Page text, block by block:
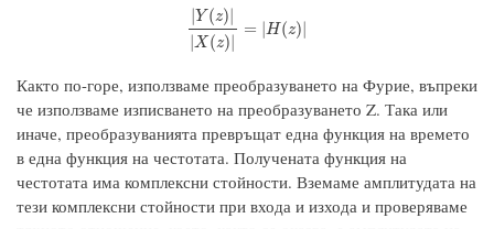
|Y (z)|
|X(z)|
= |H (z)|
|Y(z)||X (z) =|H(z)|
Както по-горе, използваме преобразуването на Фурие, въпреки
че използваме изписването на преобразуването Z. Така или
иначе, преобразуванията превръщат една функция на времето
в една функция на честотата. Получената функция на
честотата има комплексни стойности. Вземаме амплитудата на
тези комплексни стойности при входа и изхода и проверяваме